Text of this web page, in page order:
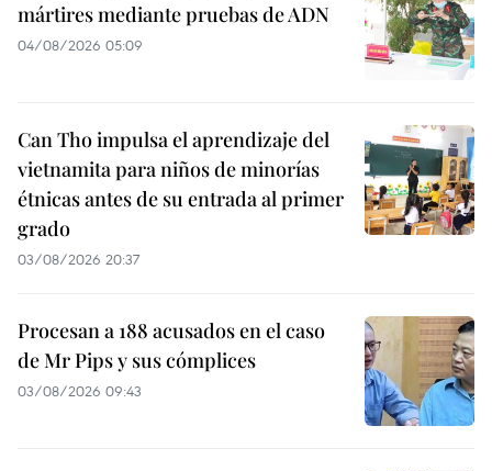
mártires mediante pruebas de ADN
04/08/2026 05:09
Can Tho impulsa el aprendizaje del
vietnamita para niños de minorías
étnicas antes de su entrada al primer
grado
03/08/2026 20:37
Procesan a 188 acusados en el caso
de Mr Pips y sus cómplices
03/08/2026 09:43